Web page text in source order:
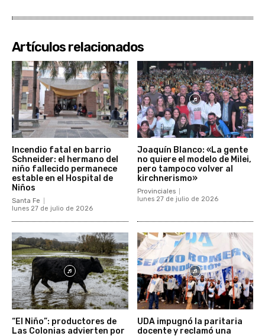
Artículos relacionados
Incendio fatal en barrio
Schneider: el hermano del
niño fallecido permanece
estable en el Hospital de
Niños
Santa Fe
lunes 27 de julio de 2026
Joaquín Blanco: «La gente
no quiere el modelo de Milei,
pero tampoco volver al
kirchnerismo»
Provinciales
lunes 27 de julio de 2026
“El Niño”: productores de
Las Colonias advierten por
UDA impugnó la paritaria
docente y reclamó una